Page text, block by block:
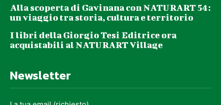
Alla scoperta di Gavinana con NATURART 54:
un viaggio tra storia, cultura e territorio
I libri della Giorgio Tesi Editrice ora
acquistabili al NATURART Village
Newsletter